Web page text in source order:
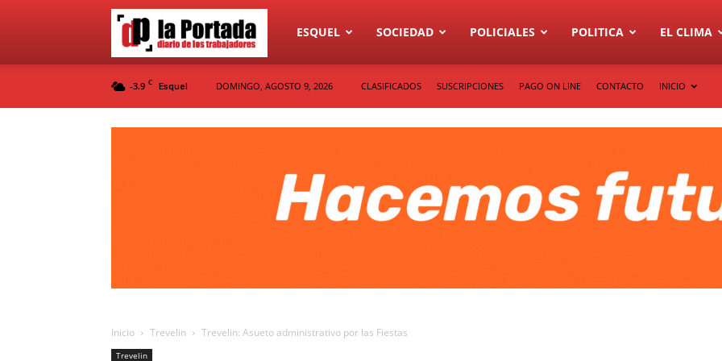
Diario
ESQUEL SOCIEDAD POLICIALES POLITICA EL CLIMA
-3.9 C Esquel DOMINGO, AGOSTO 9, 2026 CLASIFICADOS SUSCRIPCIONES PAGO ON LINE CONTACTO INICIO
Inicio Trevelin Trevelin: Asueto administrativo por las Fiestas
Trevelin